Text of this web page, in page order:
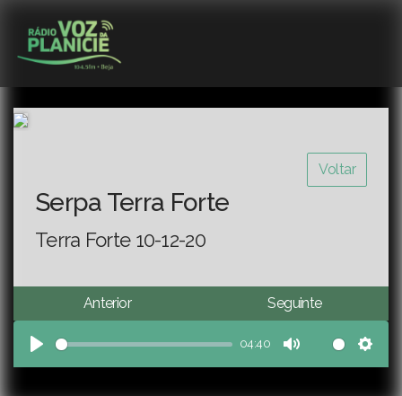
Voltar
Serpa Terra Forte
Terra Forte 10-12-20
Anterior Seguinte
Play
04:40
Mute